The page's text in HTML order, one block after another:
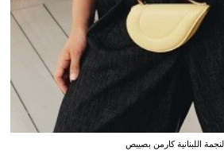
النجمة اللبنانية كارمن بصيبص